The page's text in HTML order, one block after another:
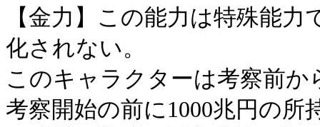
【金力】この能力は特殊能
化されない。
このキャラクターは考察前
考察開始の前に1000兆円の